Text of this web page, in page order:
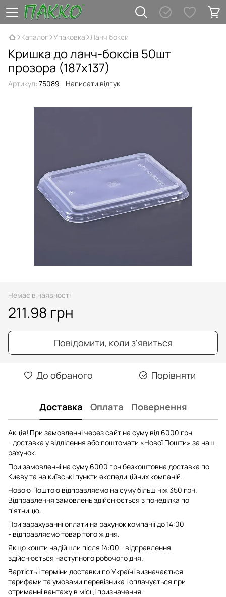
Каталог Упаковка Ланч бокси
Кришка до ланч-боксів 50шт
прозора (187х137)
Артикул: 75089 Написати відгук
Немає в наявності
211.98 грн
Повідомити, коли з'явиться
До обраного Порівняти
Доставка Оплата Повернення
Акція! При замовленні через сайт на суму від 6000 грн
- доставка у відділення або поштомати «Нової Пошти» за наш
рахунок.
При замовленні на суму 6000 грн безкоштовна доставка по
Києву та на київські пункти експедиційних компаній.
Новою Поштою відправляємо на суму більш ніж 350 грн.
Відправлення замовлень здійснюється з понеділка по
п'ятницю.
При зарахуванні оплати на рахунок компанії до 14:00
- відправляємо товар того ж дня.
Якщо кошти надійшли після 14:00 - відправлення
здійснюється наступного робочого дня.
Вартість і терміни доставки по Україні визначається
тарифами та умовами перевізника і оплачується при
отриманні вантажу в місці призначення.